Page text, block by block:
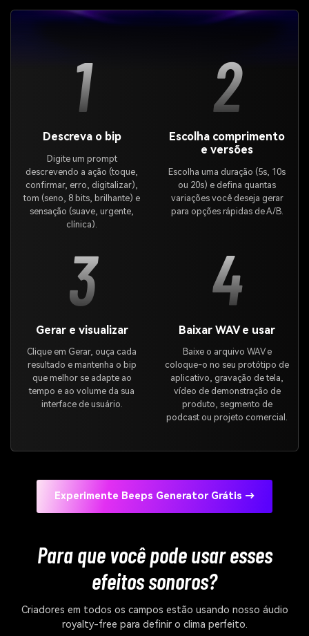
1
Descreva o bip
Digite um prompt
descrevendo a ação (toque,
confirmar, erro, digitalizar),
tom (seno, 8 bits, brilhante) e
sensação (suave, urgente,
clínica).
2
Escolha comprimento
e versões
Escolha uma duração (5s, 10s
ou 20s) e defina quantas
variações você deseja gerar
para opções rápidas de A/B.
3
Gerar e visualizar
Clique em Gerar, ouça cada
resultado e mantenha o bip
que melhor se adapte ao
tempo e ao volume da sua
interface de usuário.
4
Baixar WAV e usar
Baixe o arquivo WAV e
coloque-o no seu protótipo de
aplicativo, gravação de tela,
vídeo de demonstração de
produto, segmento de
podcast ou projeto comercial.
Experimente Beeps Generator Grátis →
Para que você pode usar esses
efeitos sonoros?
Criadores em todos os campos estão usando nosso áudio
royalty-free para definir o clima perfeito.